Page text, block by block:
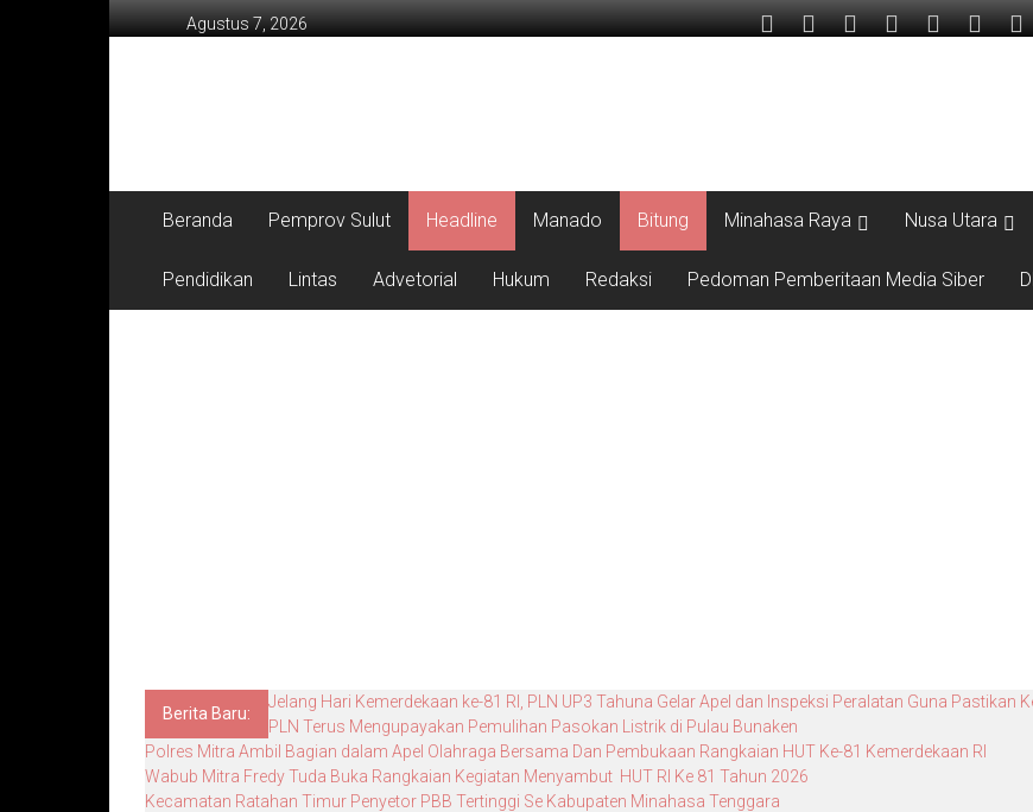
ke
Agustus 7, 2026
Beranda Pemprov Sulut Headline Manado Bitung Minahasa Raya Nusa Utara
Pendidikan Lintas Advetorial Hukum Redaksi Pedoman Pemberitaan Media Siber
Berita Baru:
Jelang Hari Kemerdekaan ke-81 RI, PLN UP3 Tahuna Gelar Apel dan Inspeksi Peralatan Guna Pastikan
PLN Terus Mengupayakan Pemulihan Pasokan Listrik di Pulau Bunaken
Polres Mitra Ambil Bagian dalam Apel Olahraga Bersama Dan Pembukaan Rangkaian HUT Ke-81 Kemerdekaan RI
Wabub Mitra Fredy Tuda Buka Rangkaian Kegiatan Menyambut HUT RI Ke 81 Tahun 2026
Kecamatan Ratahan Timur Penyetor PBB Tertinggi Se Kabupaten Minahasa Tenggara